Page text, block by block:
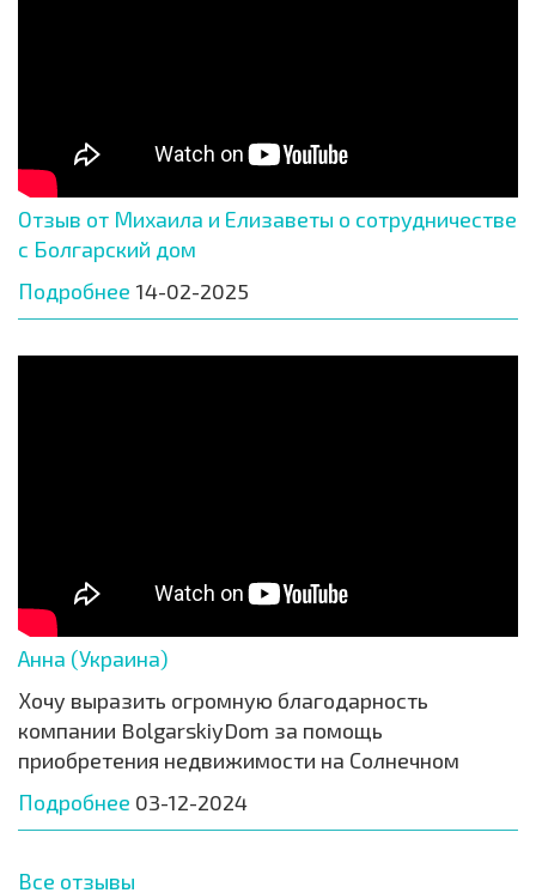
Отзыв от Михаила и Елизаветы о сотрудничестве
с Болгарский дом
Подробнее 14-02-2025
Анна (Украина)
Хочу выразить огромную благодарность
компании BolgarskiyDom за помощь
приобретения недвижимости на Солнечном
Подробнее 03-12-2024
Все отзывы